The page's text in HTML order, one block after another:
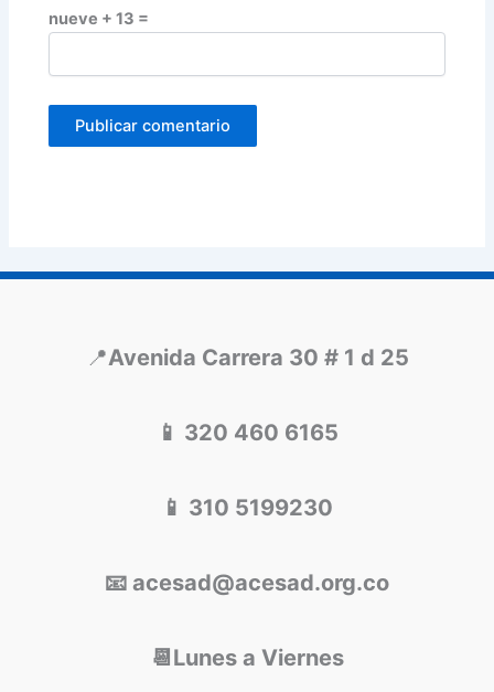
nueve + 13 =
📍Avenida Carrera 30 # 1 d 25
📱 320 460 6165
📱 310 5199230
📧 acesad@acesad.org.co
📆Lunes a Viernes